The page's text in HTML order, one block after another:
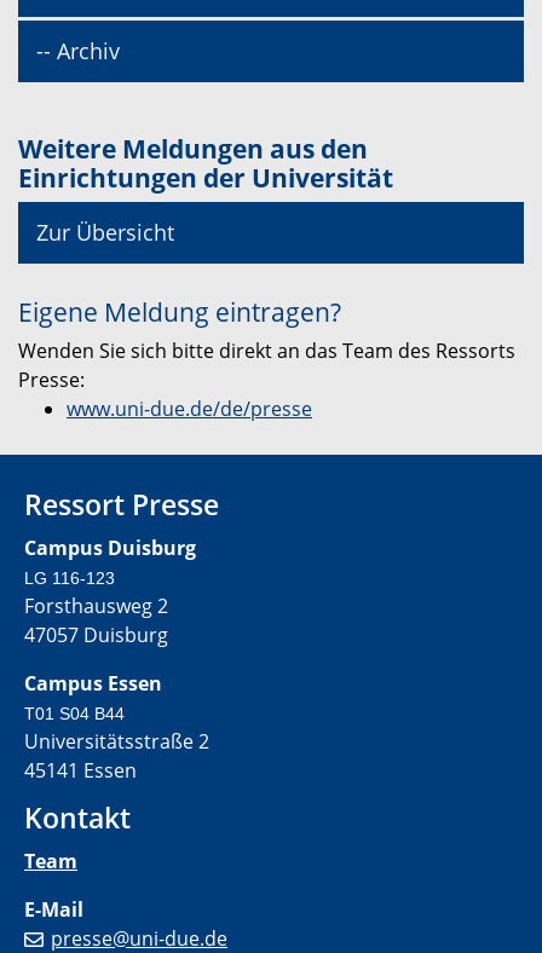
-- Archiv
Weitere Meldungen aus den
Einrichtungen der Universität
Zur Übersicht
Eigene Meldung eintragen?
Wenden Sie sich bitte direkt an das Team des Ressorts
Presse:
www.uni-due.de/de/presse
Ressort Presse
Campus Duisburg
LG 116-123
Forsthausweg 2
47057 Duisburg
Campus Essen
T01 S04 B44
Universitätsstraße 2
45141 Essen
Kontakt
Team
E-Mail
presse@uni-due.de